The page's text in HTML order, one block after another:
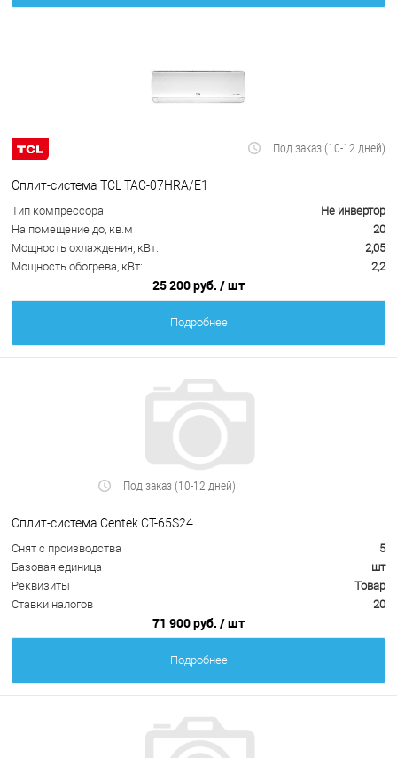
Под заказ (10-12 дней)
Сплит-система TCL TAC-07HRA/E1
Тип компрессора
Не инвертор
На помещение до, кв.м
20
Мощность охлаждения, кВт:
2,05
Мощность обогрева, кВт:
2,2
25 200 руб. / шт
Подробнее
Под заказ (10-12 дней)
Сплит-система Centek CT-65S24
Снят с производства
5
Базовая единица
шт
Реквизиты
Товар
Ставки налогов
20
71 900 руб. / шт
Подробнее